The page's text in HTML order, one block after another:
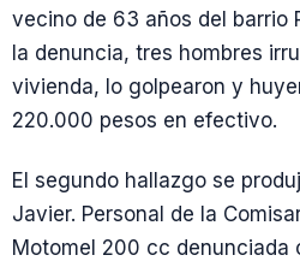
vecino de 63 años del barrio
la denuncia, tres hombres
vivienda, lo golpearon y
220.000 pesos en efectivo.
El segundo hallazgo se
Javier. Personal de la
Motomel 200 cc denunciada